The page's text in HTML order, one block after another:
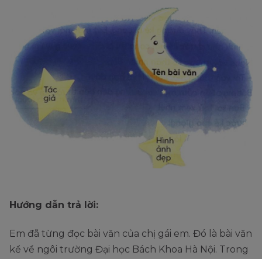
Hướng dẫn trả lời:
Em đã từng đọc bài văn của chị gái em. Đó là bài văn
kể về ngôi trường Đại học Bách Khoa Hà Nội. Trong